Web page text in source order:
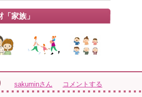
家族」
sakuminさん コメントする